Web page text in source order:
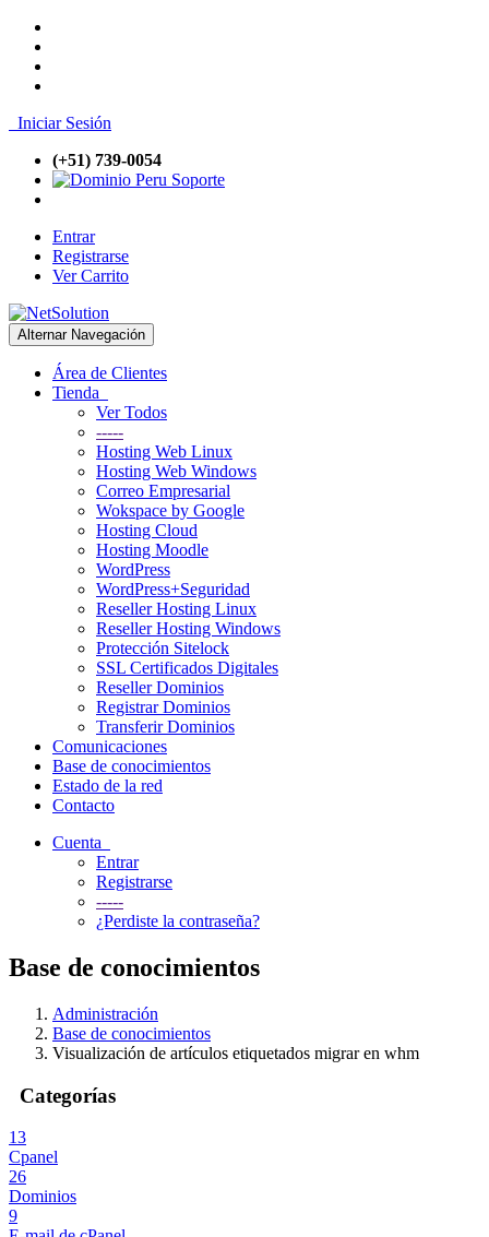
Iniciar Sesión
(+51) 739-0054
Soporte
Entrar
Registrarse
Ver Carrito
Alternar Navegación
Área de Clientes
Tienda
Ver Todos
-----
Hosting Web Linux
Hosting Web Windows
Correo Empresarial
Wokspace by Google
Hosting Cloud
Hosting Moodle
WordPress
WordPress+Seguridad
Reseller Hosting Linux
Reseller Hosting Windows
Protección Sitelock
SSL Certificados Digitales
Reseller Dominios
Registrar Dominios
Transferir Dominios
Comunicaciones
Base de conocimientos
Estado de la red
Contacto
Cuenta
Entrar
Registrarse
-----
¿Perdiste la contraseña?
Base de conocimientos
Administración
Base de conocimientos
Visualización de artículos etiquetados migrar en whm
Categorías
13
Cpanel
26
Dominios
9